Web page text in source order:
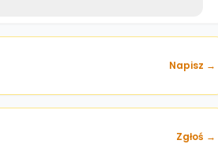
Napisz →
Zgłoś →